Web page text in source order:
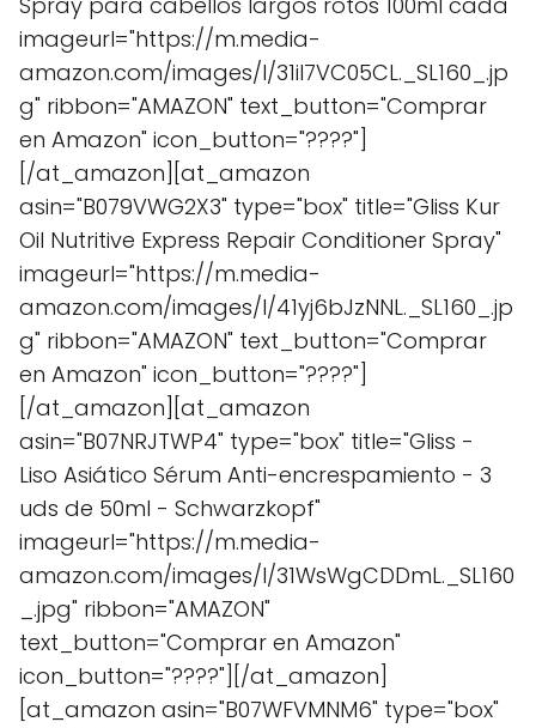
imageurl="https://m.media-
amazon.com/images/I/31il7VC05CL._SL160_.jp
g" ribbon="AMAZON" text_button="Comprar
en Amazon" icon_button="????"]
[/at_amazon][at_amazon
asin="B079VWG2X3" type="box" title="Gliss Kur
Oil Nutritive Express Repair Conditioner Spray"
imageurl="https://m.media-
amazon.com/images/I/41yj6bJzNNL._SL160_.jp
g" ribbon="AMAZON" text_button="Comprar
en Amazon" icon_button="????"]
[/at_amazon][at_amazon
asin="B07NRJTWP4" type="box" title="Gliss -
Liso Asiático Sérum Anti-encrespamiento - 3
uds de 50ml - Schwarzkopf"
imageurl="https://m.media-
amazon.com/images/I/31WsWgCDDmL._SL160
_.jpg" ribbon="AMAZON"
text_button="Comprar en Amazon"
icon_button="????"][/at_amazon]
[at_amazon asin="B07WFVMNM6" type="box"